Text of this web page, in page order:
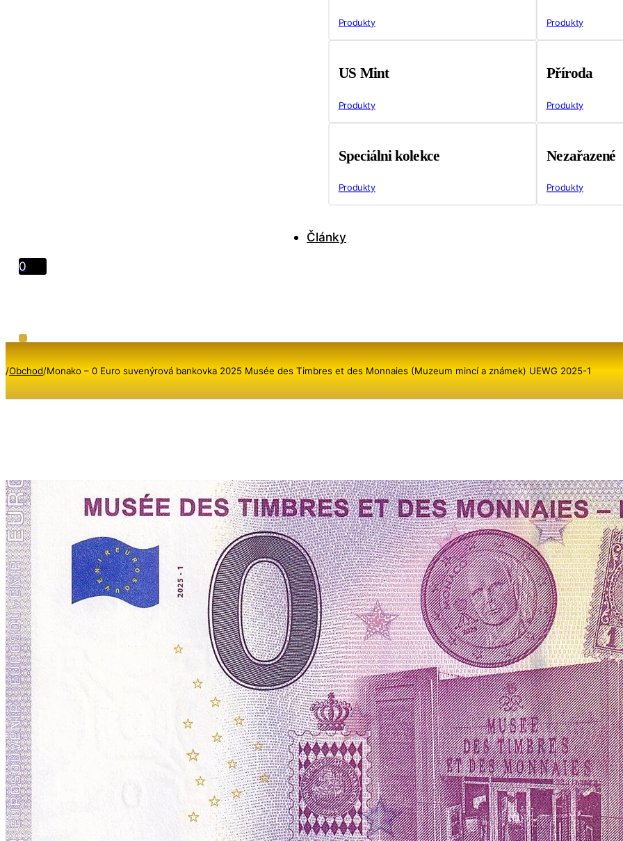
Produkty Produkty
US Mint
Produkty
Příroda
Produkty
Speciálni kolekce
Produkty
Nezařazené
Produkty
Články
0
/Obchod/Monako – 0 Euro suvenýrová bankovka 2025 Musée des Timbres et des Monnaies (Muzeum mincí a známek) UEWG 2025-1